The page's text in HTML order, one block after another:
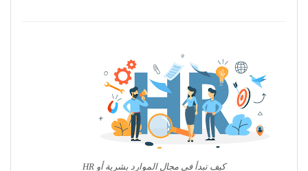
كيف تبدأ فى مجال الموارد بشرية أو HR